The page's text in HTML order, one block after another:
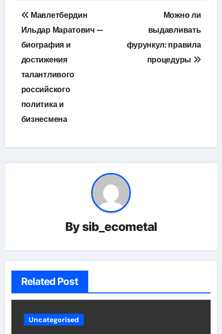
Навигация
по
записям
Мавлетбердин
Ильдар Маратович —
биография и
достижения
талантливого
российского
политика и
бизнесмена
Можно ли
выдавливать
фурункул: правила
процедуры
Bysib_ecometal
Related Post
Uncategorised